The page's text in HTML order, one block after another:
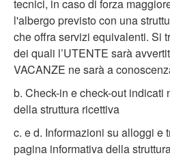
tecnici, in caso di forza
l'albergo previsto con una
che offra servizi equivalenti. Si
dei quali l’UTENTE sarà
VACANZE ne sarà a
b. Check-in e check-out
della struttura ricettiva
c. e d. Informazioni su alloggi e
pagina informativa della